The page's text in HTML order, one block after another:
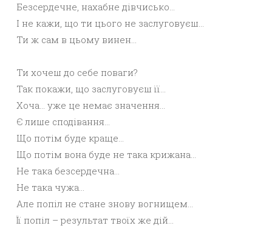
Безсердечне, нахабне дівчисько…
І не кажи, що ти цього не заслуговуєш…
Ти ж сам в цьому винен…
Ти хочеш до себе поваги?
Так покажи, що заслуговуєш її…
Хоча… уже це немає значення…
Є лише сподівання…
Що потім буде краще…
Що потім вона буде не така крижана…
Не така безсердечна…
Не така чужа…
Але попіл не стане знову вогнищем…
Її попіл – результат твоїх же дій…